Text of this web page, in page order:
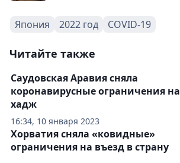
Япония 2022 год COVID-19
Читайте также
16:34, 10 января 2023
Саудовская Аравия сняла
коронавирусные ограничения на
хадж
Хорватия сняла «ковидные»
ограничения на въезд в страну